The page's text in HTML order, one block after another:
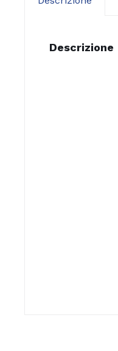
Descrizione